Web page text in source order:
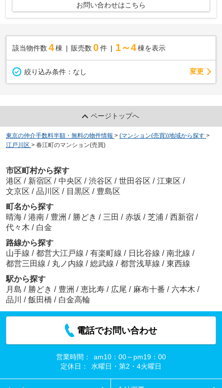
お問い合わせはこちら
該当物件数 4棟 販売数 0 件 1～4 棟を表示
絞り込み条件： なし 変更
ページトップへ
東京の仲介手数料半額・無料の物件情報 > (マンション(売買))地域から探す >
江戸川区 > 春江町のマンション(売買)
市区町村から探す
港区 / 新宿区 / 中央区 / 渋谷区 / 世田谷区 / 江東区 /
文京区 / 品川区 / 目黒区 / 豊島区
町名から探す
晴海 / 港南 / 豊洲 / 勝どき / 三田 / 赤坂 / 芝浦 / 西新宿 /
代々木 / 白金
路線から探す
山手線 / 都営大江戸線 / 有楽町線 / 日比谷線 / 南北線 /
都営三田線 / 丸ノ内線 / 総武線 / 都営浅草線 / 東西線
駅から探す
月島 / 勝どき / 豊洲 / 恵比寿 / 広尾 / 麻布十番 / 六本木 /
品川
/ 飯田橋 / 白金高輪
電話でお問い合わせ
営業時間：
am10：00～pm19：00
定休日：
水曜日・第2・4火曜日